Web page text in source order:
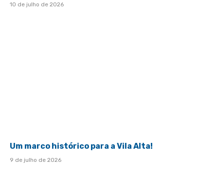
10 de julho de 2026
Um marco histórico para a Vila Alta!
9 de julho de 2026